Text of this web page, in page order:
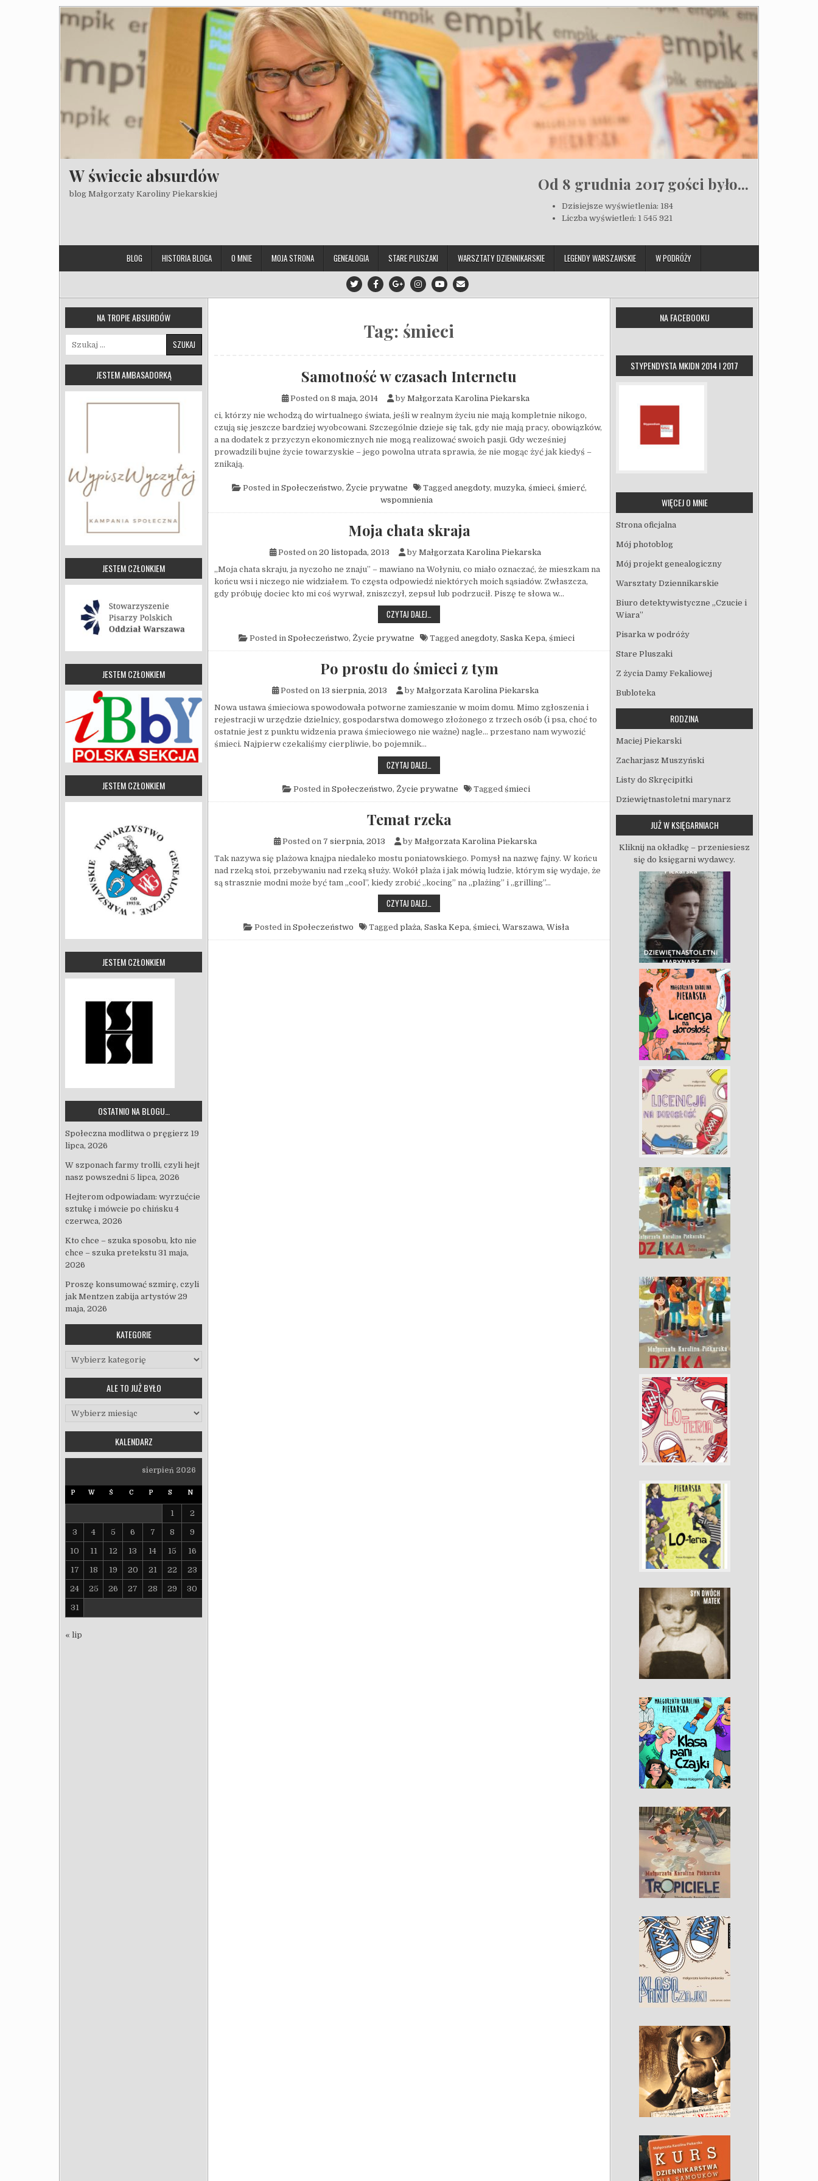
W świecie absurdów
blog Małgorzaty Karoliny Piekarskiej
Od 8 grudnia 2017 gości było...
Dzisiejsze wyświetlenia: 184
Liczba wyświetleń: 1 545 921
BLOG HISTORIA BLOGA O MNIE MOJA STRONA GENEALOGIA STARE PLUSZAKI WARSZTATY DZIENNIKARSKIE LEGENDY WARSZAWSKIE W PODRÓŻY
Tag: śmieci
Samotność w czasach Internetu
Posted on 8 maja, 2014 by Małgorzata Karolina Piekarska
ci, którzy nie wchodzą do wirtualnego świata, jeśli w realnym życiu nie mają kompletnie nikogo,
czują się jeszcze bardziej wyobcowani. Szczególnie dzieje się tak, gdy nie mają pracy, obowiązków,
a na dodatek z przyczyn ekonomicznych nie mogą realizować swoich pasji. Gdy wcześniej
prowadzili bujne życie towarzyskie – jego powolna utrata sprawia, że nie mogąc żyć jak kiedyś –
znikają.
Posted in Społeczeństwo, Życie prywatne Tagged anegdoty, muzyka, śmieci, śmierć,
wspomnienia
Moja chata skraja
Posted on 20 listopada, 2013 by Małgorzata Karolina Piekarska
„Moja chata skraju, ja nyczoho ne znaju” – mawiano na Wołyniu, co miało oznaczać, że mieszkam na
końcu wsi i niczego nie widziałem. To częsta odpowiedź niektórych moich sąsiadów. Zwłaszcza,
gdy próbuję dociec kto mi coś wyrwał, zniszczył, zepsuł lub podrzucił. Piszę te słowa w…
CZYTAJ DALEJ…
Posted in Społeczeństwo, Życie prywatne Tagged anegdoty, Saska Kepa, śmieci
Po prostu do śmieci z tym
Posted on 13 sierpnia, 2013 by Małgorzata Karolina Piekarska
Nowa ustawa śmieciowa spowodowała potworne zamieszanie w moim domu. Mimo zgłoszenia i
rejestracji w urzędzie dzielnicy, gospodarstwa domowego złożonego z trzech osób (i psa, choć to
ostatnie jest z punktu widzenia prawa śmieciowego nie ważne) nagle… przestano nam wywozić
śmieci. Najpierw czekaliśmy cierpliwie, bo pojemnik…
CZYTAJ DALEJ…
Posted in Społeczeństwo, Życie prywatne Tagged śmieci
Temat rzeka
Posted on 7 sierpnia, 2013 by Małgorzata Karolina Piekarska
Tak nazywa się plażowa knajpa niedaleko mostu poniatowskiego. Pomysł na nazwę fajny. W końcu
nad rzeką stoi, przebywaniu nad rzeką służy. Wokół plaża i jak mówią ludzie, którym się wydaje, że
są strasznie modni może być tam „cool”, kiedy zrobić „kocing” na „plażing” i „grilling”…
CZYTAJ DALEJ…
Posted in Społeczeństwo Tagged plaża, Saska Kepa, śmieci, Warszawa, Wisła
NA TROPIE ABSURDÓW
Szukaj:
JESTEM AMBASADORKĄ
JESTEM CZŁONKIEM
JESTEM CZŁONKIEM
JESTEM CZŁONKIEM
JESTEM CZŁONKIEM
OSTATNIO NA BLOGU…
Społeczna modlitwa o pręgierz 19
lipca, 2026
W szponach farmy trolli, czyli hejt
nasz powszedni 5 lipca, 2026
Hejterom odpowiadam: wyrzućcie
sztukę i mówcie po chińsku 4
czerwca, 2026
Kto chce – szuka sposobu, kto nie
chce – szuka pretekstu 31 maja,
2026
Proszę konsumować szmirę, czyli
jak Mentzen zabija artystów 29
maja, 2026
KATEGORIE
Kategorie
ALE TO JUŻ BYŁO
Ale to już było
KALENDARZ
sierpień 2026
P W Ś C P S N
1 2
3 4 5 6 7 8 9
10 11 12 13 14 15 16
17 18 19 20 21 22 23
24 25 26 27 28 29 30
31
« lip
NA FACEBOOKU
STYPENDYSTA MKIDN 2014 I 2017
WIĘCEJ O MNIE
Strona oficjalna
Mój photoblog
Mój projekt genealogiczny
Warsztaty Dziennikarskie
Biuro detektywistyczne „Czucie i
Wiara”
Pisarka w podróży
Stare Pluszaki
Z życia Damy Fekaliowej
Bubloteka
RODZINA
Maciej Piekarski
Zacharjasz Muszyński
Listy do Skręcipitki
Dziewiętnastoletni marynarz
JUŻ W KSIĘGARNIACH
Kliknij na okładkę – przeniesiesz
się do księgarni wydawcy.